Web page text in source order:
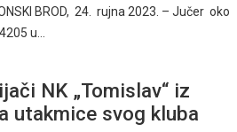
BROD, 24. rujna 2023. – Jučer oko
u…
NK „Tomislav“ iz
utakmice svog kluba